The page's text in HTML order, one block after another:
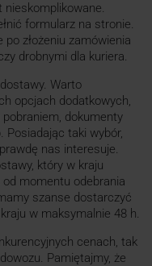
formularz na stronie.
po złożeniu zamówienia
drobnymi dla kuriera.
Warto
opcjach dodatkowych,
pobraniem, dokumenty
Posiadając taki wybór,
nas interesuje.
który w kraju
momentu odebrania
szanse dostarczyć
w maksymalnie 48 h.
cenach, tak
Pamiętajmy, że